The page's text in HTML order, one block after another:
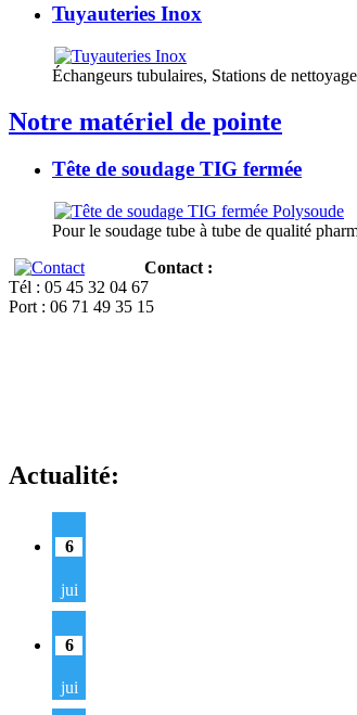
Tuyauteries Inox
Échangeurs tubulaires, Stations de
Notre matériel de pointe
Tête de soudage TIG fermée
Pour le soudage tube à tube de qualité
Contact :
Tél : 05 45 32 04 67
Port : 06 71 49 35 15
Actualité:
6
jui
6
jui